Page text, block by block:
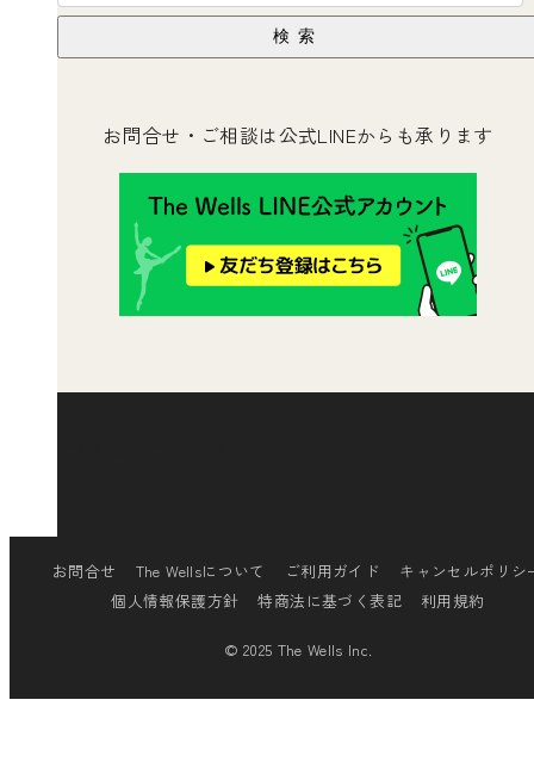
検索
お問合せ・ご相談は公式LINEからも承ります
お問合せ The Wellsについて ご利用ガイド
キャンセルポリシ
個人情報保護方針
特商法に基づく表記 利用規約
© 2025 The Wells Inc.